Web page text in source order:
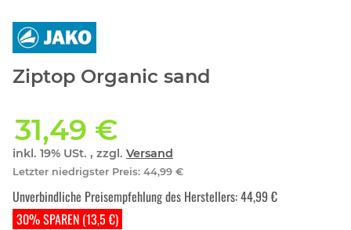
Ziptop Organic sand
31,49 €
inkl. 19% USt. , zzgl. Versand
Letzter niedrigster Preis: 44,99 €
30% SPAREN (13,5 €)
Unverbindliche Preisempfehlung des Herstellers:44,99 €